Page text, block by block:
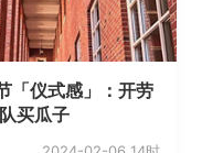
「仪式感」：开劳
买瓜子